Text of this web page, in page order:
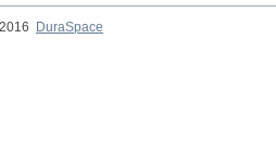
DuraSpace